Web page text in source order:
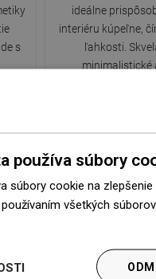
s
ideálne
interiéru kúpeľne,
ľahkosti.
minimalistické
používa súbory
súbory cookie na
všetkých